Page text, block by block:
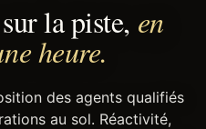
la piste, en
heure.
des agents qualifiés
au sol. Réactivité,